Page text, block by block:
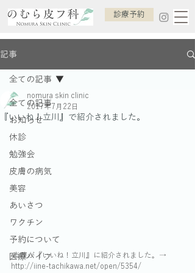
診療予約
記事
全ての記事
お知らせ
休診
勉強会
皮膚の病気
美容
あいさつ
ワクチン
予約について
医療ハイフ
全ての記事
『いいね！立川』で紹介されました。
nomura skin clinic
2017年7月22日
当院が『いいね！立川』に紹介されました。 →
http://iine-tachikawa.net/open/5354/